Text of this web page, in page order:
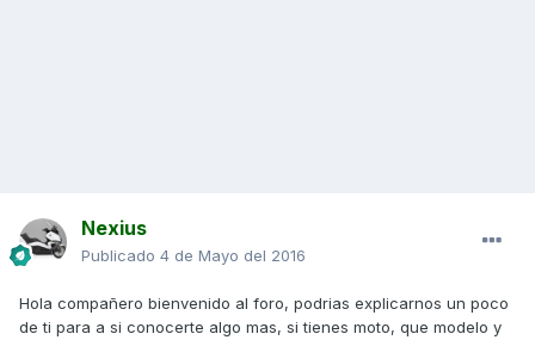
Nexius
Publicado 4 de Mayo del 2016
Hola compañero bienvenido al foro, podrias explicarnos un poco
de ti para a si conocerte algo mas, si tienes moto, que modelo y